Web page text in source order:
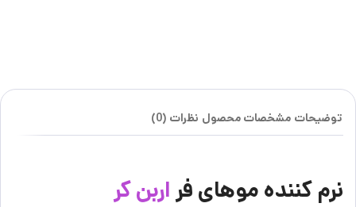
توضیحات مشخصات محصول نظرات (0)
نرم کننده موهای فراربن کر